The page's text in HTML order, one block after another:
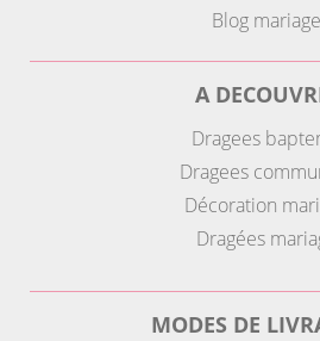
Blog mariage
A
Dragees
Dragees
Décoration
Dragées
MODES DE